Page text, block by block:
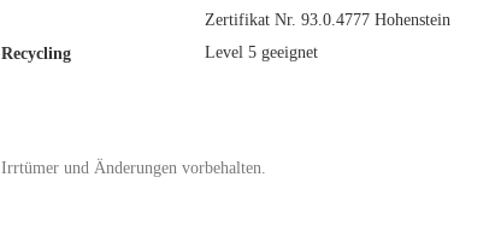
Zertifikat Nr. 93.0.4777 Hohenstein
Recycling
Level 5 geeignet
Irrtümer und Änderungen vorbehalten.